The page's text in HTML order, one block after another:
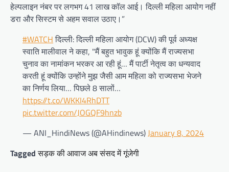
हेल्पलाइन नंबर पर लगभग 41 लाख कॉल आई। दिल्ली महिला आयोग नहीं
डरा और सिस्टम से अहम सवाल उठाए।”
#WATCHदिल्ली: दिल्ली महिला आयोग (DCW) की पूर्व अध्यक्ष
स्वाति मालीवाल ने कहा, "मैं बहुत भावुक हूं क्योंकि मैं राज्यसभा
चुनाव का नामांकन भरकर आ रही हूं… मैं पार्टी नेतृत्व का धन्यवाद
करती हूं क्योंकि उन्होंने मुझ जैसी आम महिला को राज्यसभा भेजने
का निर्णय लिया… पिछले 8 सालों…
https://t.co/WKKI4RhDTT
pic.twitter.com/JOGQF9hnzb
— ANI_HindiNews (@AHindinews)January 8, 2024
Taggedसड़क की आवाज अब संसद में गूंजेगी